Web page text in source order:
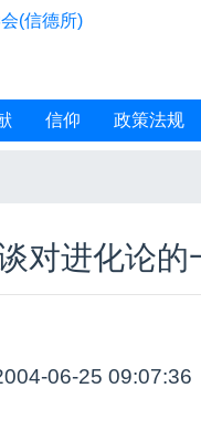
(信德所)
信仰 政策法规
对进化论的
06-25 09:07:36